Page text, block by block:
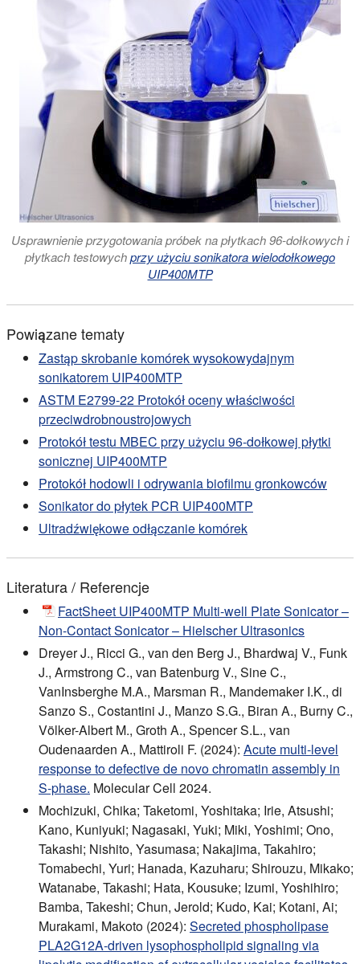
Usprawnienie przygotowania próbek na płytkach 96-dołkowych i
płytkach testowychprzy użyciu sonikatora wielodołkowego
UIP400MTP
Powiązane tematy
Zastąp skrobanie komórek wysokowydajnym
sonikatorem UIP400MTP
ASTM E2799-22 Protokół oceny właściwości
przeciwdrobnoustrojowych
Protokół testu MBEC przy użyciu 96-dołkowej płytki
sonicznej UIP400MTP
Protokół hodowli i odrywania biofilmu gronkowców
Sonikator do płytek PCR UIP400MTP
Ultradźwiękowe odłączanie komórek
Literatura / Referencje
FactSheet UIP400MTP Multi-well Plate Sonicator –
Non-Contact Sonicator – Hielscher Ultrasonics
Dreyer J., Ricci G., van den Berg J., Bhardwaj V., Funk
J., Armstrong C., van Batenburg V., Sine C.,
VanInsberghe M.A., Marsman R., Mandemaker I.K., di
Sanzo S., Costantini J., Manzo S.G., Biran A., Burny C.,
Völker-Albert M., Groth A., Spencer S.L., van
Oudenaarden A., Mattiroli F. (2024): Acute multi-level
response to defective de novo chromatin assembly in
S-phase. Molecular Cell 2024.
Mochizuki, Chika; Taketomi, Yoshitaka; Irie, Atsushi;
Kano, Kuniyuki; Nagasaki, Yuki; Miki, Yoshimi; Ono,
Takashi; Nishito, Yasumasa; Nakajima, Takahiro;
Tomabechi, Yuri; Hanada, Kazuharu; Shirouzu, Mikako;
Watanabe, Takashi; Hata, Kousuke; Izumi, Yoshihiro;
Bamba, Takeshi; Chun, Jerold; Kudo, Kai; Kotani, Ai;
Murakami, Makoto (2024): Secreted phospholipase
PLA2G12A-driven lysophospholipid signaling via